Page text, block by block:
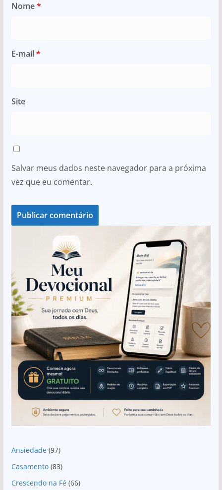
Nome*
E-mail*
Site
Salvar meus dados neste navegador para a próxima
vez que eu comentar.
Ansiedade(97)
Casamento(83)
Crescendo na Fé(66)